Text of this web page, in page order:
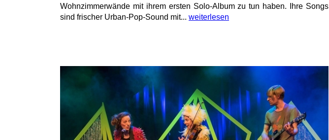
Wohnzimmerwände mit ihrem ersten Solo-Album zu tun haben. Ihre Songs
sind frischer Urban-Pop-Sound mit... weiterlesen